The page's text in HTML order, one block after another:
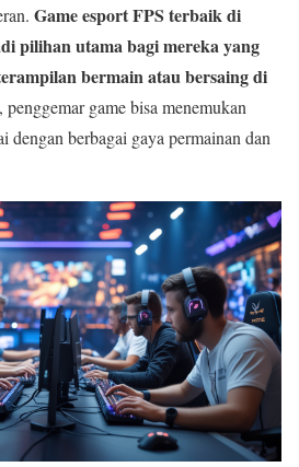
Game esport FPS terbaik di
pilihan utama bagi mereka yang
bermain atau bersaing di
game bisa menemukan
dengan berbagai gaya permainan dan